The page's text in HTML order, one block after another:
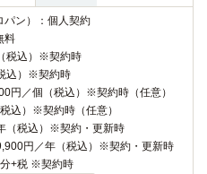
パン）：個人契約
料
税込）※契約時
込）※契約時
円／個（税込）※契約時（任意）
込）※契約時（任意）
（税込）※契約・更新時
円／年（税込）※契約・更新時
+税 ※契約時